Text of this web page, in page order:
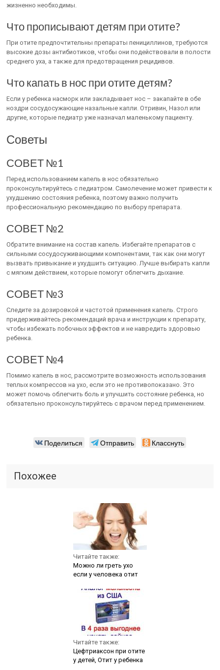
жизненно необходимы.
Что прописывают детям при отите?
При отите предпочтительны препараты пенициллинов, требуются
высокие дозы антибиотиков, чтобы они подействовали в полости
среднего уха, а также для предотвращения рецидивов.
Что капать в нос при отите детям?
Если у ребенка насморк или закладывает нос – закапайте в обе
ноздри сосудосужающие назальные капли. Отривин, Назол или
другие, которые педиатр уже назначал маленькому пациенту.
Советы
СОВЕТ №1
Перед использованием капель в нос обязательно
проконсультируйтесь с педиатром. Самолечение может привести к
ухудшению состояния ребенка, поэтому важно получить
профессиональную рекомендацию по выбору препарата.
СОВЕТ №2
Обратите внимание на состав капель. Избегайте препаратов с
сильными сосудосуживающими компонентами, так как они могут
вызвать привыкание и ухудшить ситуацию. Лучше выбирать капли
с мягким действием, которые помогут облегчить дыхание.
СОВЕТ №3
Следите за дозировкой и частотой применения капель. Строго
придерживайтесь рекомендаций врача и инструкции к препарату,
чтобы избежать побочных эффектов и не навредить здоровью
ребенка.
СОВЕТ №4
Помимо капель в нос, рассмотрите возможность использования
теплых компрессов на ухо, если это не противопоказано. Это
может помочь облегчить боль и улучшить состояние ребенка, но
обязательно проконсультируйтесь с врачом перед применением.
Поделиться Отправить Класснуть
Похожее
Читайте также:
Можно ли греть ухо
если у человека отит
Читайте также:
Цефтриаксон при отите
у детей, Отит у ребенка